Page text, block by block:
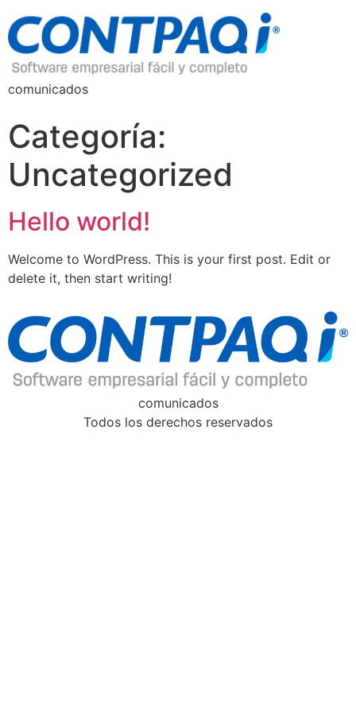
comunicados
Categoría:
Uncategorized
Hello world!
Welcome to WordPress. This is your first post. Edit or
delete it, then start writing!
comunicados
Todos los derechos reservados